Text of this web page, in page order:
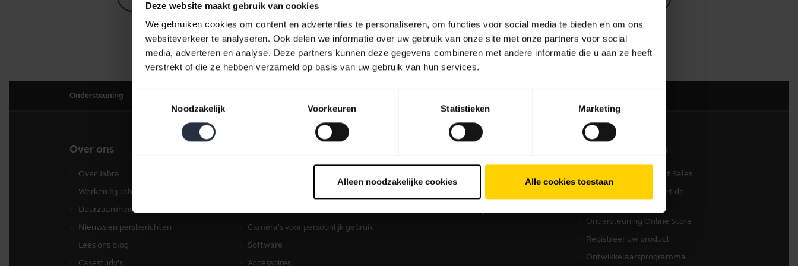
Deze website maakt gebruik van cookies
We gebruiken cookies om content en advertenties te personaliseren, om functies voor social media te bieden en om ons
websiteverkeer te analyseren. Ook delen we informatie over uw gebruik van onze site met onze partners voor social
media, adverteren en analyse. Deze partners kunnen deze gegevens combineren met andere informatie die u aan ze heeft
verstrekt of die ze hebben verzameld op basis van uw gebruik van hun services.
Noodzakelijk
Voorkeuren Statistieken Marketing
Alleen noodzakelijke cookies Alle cookies toestaan
Software en apps
Ondersteuning
Over ons
Over Jabra
Werken bij Jabra
Duurzaamheid
Nieuws en persberichten
Lees ons blog
Casestudy's
Camera's voor persoonlijk gebruik
Software
Accessoires
Contact opnemen
Neem contact op met Sales
Contact opnemen met de
Ondersteuning Online Store
Registreer uw product
Ontwikkelaarsprogramma